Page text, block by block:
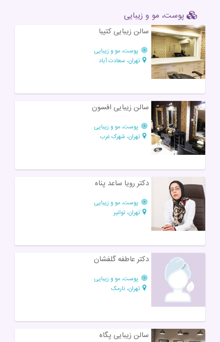
پوست، مو و زیبایی
سالن زیبایی کتیبا
پوست، مو و زیبایی
تهران، سعادت آباد
سالن زیبایی افسون
پوست، مو و زیبایی
تهران، شهرک غرب
دكتر رويا ساعد پناه
پوست، مو و زیبایی
تهران، توانیر
دکتر عاطفه گلفشان
پوست، مو و زیبایی
تهران، نارمک
سالن زیبایی پگاه